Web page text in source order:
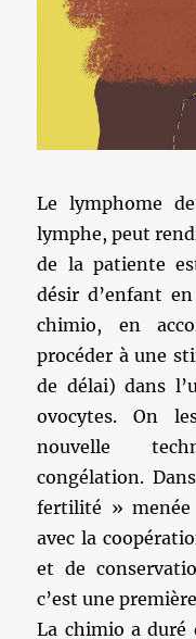
Le lymphome
lymphe, peut
de la patiente
désir d’enfant
chimio, en
procéder à une
de délai) dans
ovocytes. On
nouvelle
congélation.
fertilité » menée
avec la
et de
c’est une
La chimio a duré